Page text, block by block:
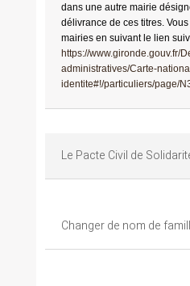
dans une autre mairie
délivrance de ces titres.
mairies en suivant le lien
https://www.gironde.gouv.fr/
administratives/Carte-
identite#!/particuliers/page/
Le Pacte Civil de
Changer de nom de